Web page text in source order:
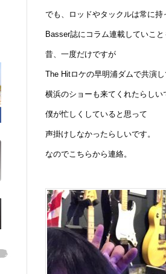
でも、ロッドやタックルは常に持
Basser誌にコラム連載していこと
昔、一度だけですが
The Hitロケの早明浦ダムで共演し
横浜のショーも来てくれたらしい
僕が忙しくしていると思って
声掛けしなかったらしいです。
なのでこちらから連絡。